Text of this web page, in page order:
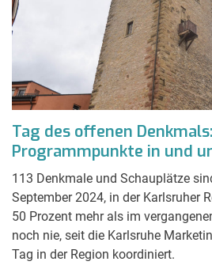
Tag des offenen
Programmpunkte in und
113 Denkmale und Schauplätze
September 2024, in der Karlsruher
50 Prozent mehr als im
noch nie, seit die Karlsruhe
Tag in der Region koordiniert.